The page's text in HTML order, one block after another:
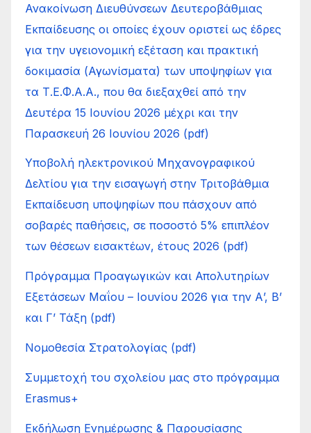
Ανακοίνωση Διευθύνσεων Δευτεροβάθμιας
Εκπαίδευσης οι οποίες έχουν οριστεί ως έδρες
για την υγειονομική εξέταση και πρακτική
δοκιμασία (Αγωνίσματα) των υποψηφίων για
τα Τ.Ε.Φ.Α.Α., που θα διεξαχθεί από την
Δευτέρα 15 Ιουνίου 2026 μέχρι και την
Παρασκευή 26 Ιουνίου 2026 (pdf)
Υποβολή ηλεκτρονικού Μηχανογραφικού
Δελτίου για την εισαγωγή στην Τριτοβάθμια
Εκπαίδευση υποψηφίων που πάσχουν από
σοβαρές παθήσεις, σε ποσοστό 5% επιπλέον
των θέσεων εισακτέων, έτους 2026 (pdf)
Πρόγραμμα Προαγωγικών και Απολυτηρίων
Εξετάσεων Μαΐου – Ιουνίου 2026 για την Α’, Β’
και Γ’ Τάξη (pdf)
Νομοθεσία Στρατολογίας (pdf)
Συμμετοχή του σχολείου μας στο πρόγραμμα
Erasmus+
Εκδήλωση Ενημέρωσης & Παρουσίασης